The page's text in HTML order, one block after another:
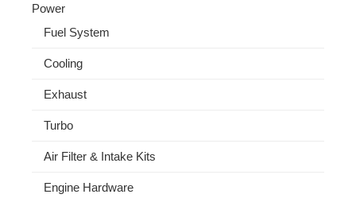
Power
Fuel System
Cooling
Exhaust
Turbo
Air Filter & Intake Kits
Engine Hardware